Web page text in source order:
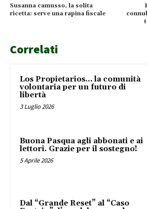
Susanna camusso, la solita
ricetta: serve una rapina fiscale
Correlati
Los Propietarios… la comunità
volontaria per un futuro di
libertà
3 Luglio 2026
Buona Pasqua agli abbonati e ai
lettori. Grazie per il sostegno!
5 Aprile 2026
Dal “Grande Reset” al “Caso